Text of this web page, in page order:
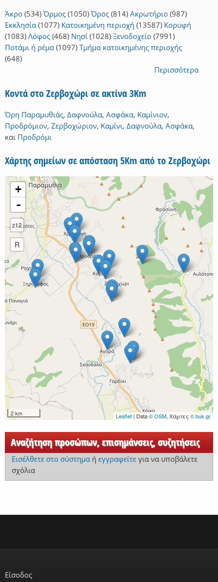
Άκρο (534) Όρμος (1050) Όρος (814) Ακρωτήριο (987)
Εκκλησία (1077) Κατοικημένη περιοχή (13587) Κορυφή
(1083) Λόφος (468) Νησί (1028) Ξενοδοχείο (7991)
Ποτάμι ή ρέμα (1097) Τμήμα κατοικημένης περιοχής
(648)
Περισσότερα
Κοντά στο Ζερβοχώρι σε ακτίνα 3Km
Όρη Παραμυθιάς, Δαφνούλα, Ασφάκα, Καμίνιον,
Προδρόμιον, Ζερβοχώριον, Καμίνι, Δαφνούλα, Ασφάκα,
και Προδρόμι
Χάρτης σημείων σε απόσταση 5Km από το Ζερβοχώρι
+
-
z12
R
2 km Leaflet | Data© OSM, Χάρτες © buk.gr
Αναζήτηση προσώπων, επισημάνσεις, συζητήσεις
Εισέλθετε στο σύστημαή εγγραφείτεγια να υποβάλετε
σχόλια
Είσοδος